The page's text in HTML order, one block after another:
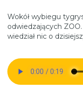
Wokół wybiegu
odwiedzających
wiedział nic o